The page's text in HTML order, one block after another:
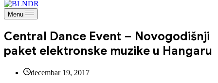
Menu
Central Dance Event – Novogodišnji
paket elektronske muzike u Hangaru
decembar 19, 2017